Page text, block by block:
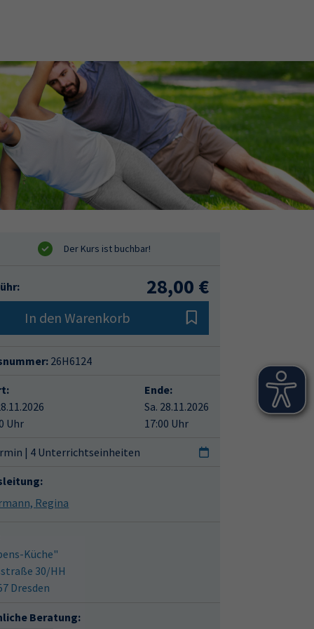
28,00 €
In den Warenkorb
26H6124
Uhr
Ende:
Sa. 28.11.2026
17:00 Uhr
| 4 Unterrichtseinheiten
Herrmann, Regina
Küche"
30/HH
Dresden
Beratung: